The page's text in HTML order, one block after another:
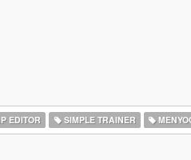
EDITOR SIMPLE TRAINER